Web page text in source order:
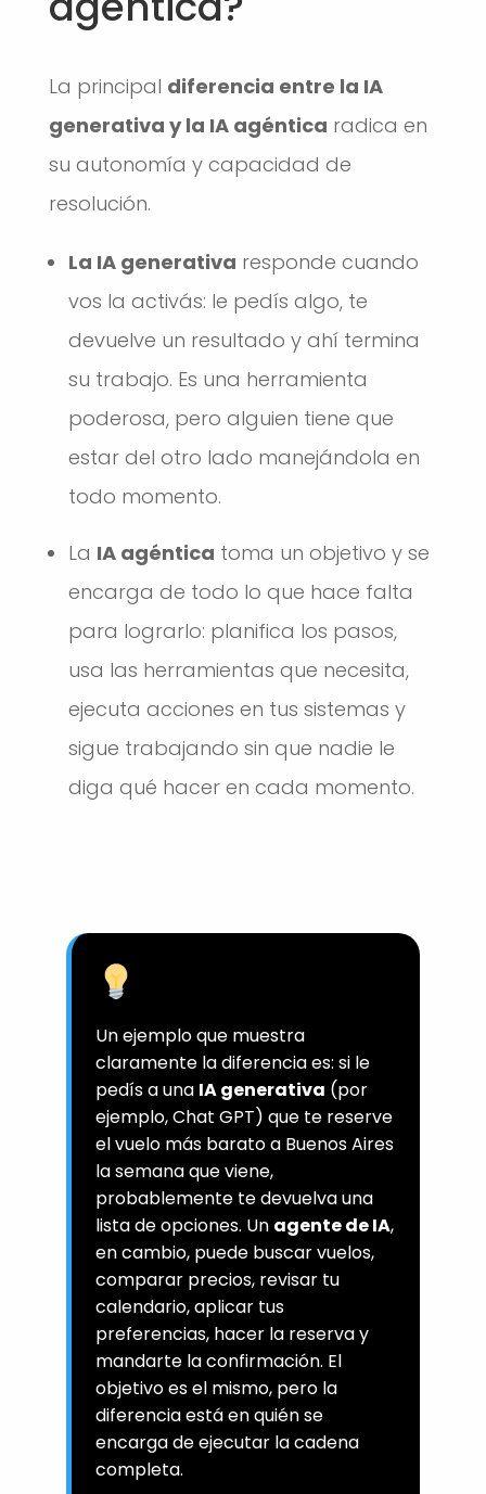
La principal diferencia entre la IA
generativa y la IA agéntica radica en
su autonomía y capacidad de
resolución.
La IA generativa responde cuando
vos la activás: le pedís algo, te
devuelve un resultado y ahí termina
su trabajo. Es una herramienta
poderosa, pero alguien tiene que
estar del otro lado manejándola en
todo momento.
La IA agéntica toma un objetivo y se
encarga de todo lo que hace falta
para lograrlo: planifica los pasos,
usa las herramientas que necesita,
ejecuta acciones en tus sistemas y
sigue trabajando sin que nadie le
diga qué hacer en cada momento.
Un ejemplo que muestra
claramente la diferencia es: si le
pedís a una IA generativa (por
ejemplo, Chat GPT) que te reserve
el vuelo más barato a Buenos Aires
la semana que viene,
probablemente te devuelva una
lista de opciones. Un agente de IA,
en cambio, puede buscar vuelos,
comparar precios, revisar tu
calendario, aplicar tus
preferencias, hacer la reserva y
mandarte la confirmación. El
objetivo es el mismo, pero la
diferencia está en quién se
encarga de ejecutar la cadena
completa.